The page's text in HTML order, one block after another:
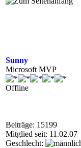
Sunny
Microsoft MVP
Offline
Beiträge: 15199
Mitglied seit: 11.02.07
Geschlecht: